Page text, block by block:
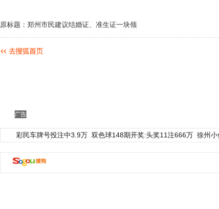
原标题：郑州市民建议结婚证、准生证一块领
广告
彩民车牌号投注中3.9万 双色球148期开奖:头奖11注666万 徐州